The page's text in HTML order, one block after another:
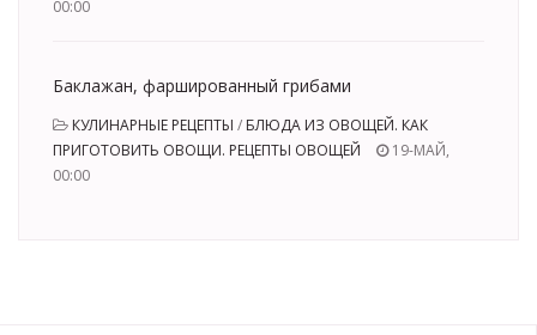
00:00
Баклажан, фаршированный грибами
КУЛИНАРНЫЕ РЕЦЕПТЫ / БЛЮДА ИЗ ОВОЩЕЙ. КАК
ПРИГОТОВИТЬ ОВОЩИ. РЕЦЕПТЫ ОВОЩЕЙ
19-МАЙ,
00:00